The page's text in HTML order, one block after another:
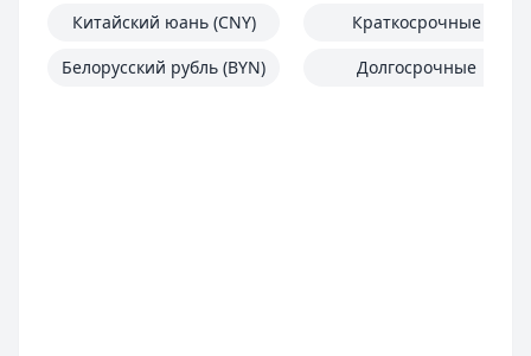
Китайский юань (CNY)
Белорусский рубль (BYN)
Краткосрочные
Долгосрочные